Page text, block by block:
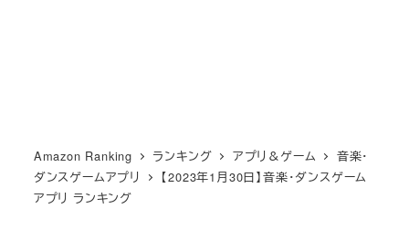
Amazon Ranking ランキング アプリ＆ゲーム
音楽・
ダンスゲームアプリ
【2023年1月30日】音楽・ダンスゲーム
アプリ ランキング